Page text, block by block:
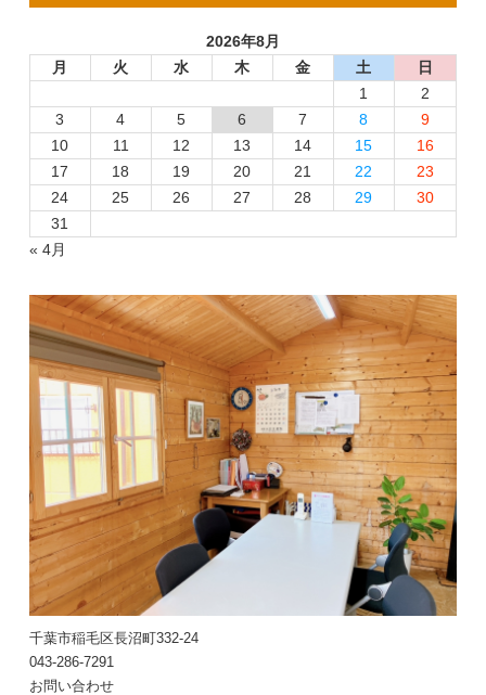
2026年8月
月
火 水 木 金 土 日
« 4月
1
2
3
4 5 6 7 8
9
10
11 12 13 14 15
16
17
18 19 20 21 22
23
24
25 26 27 28 29
30
31
千葉市稲毛区長沼町332-24
043-286-7291
お問い合わせ